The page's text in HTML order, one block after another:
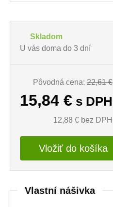
Skladom
U vás doma do 3 dní
Pôvodná cena: 22,61 €
15,84 € s DPH
12,88 € bez DPH
Vložiť do košíka
Vlastní nášivka